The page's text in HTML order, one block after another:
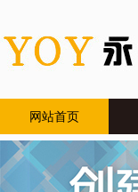
网站首页